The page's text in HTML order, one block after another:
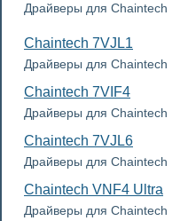
Драйверы для Chaintech
Chaintech 7VJL1
Драйверы для Chaintech
Chaintech 7VIF4
Драйверы для Chaintech
Chaintech 7VJL6
Драйверы для Chaintech
Chaintech VNF4 Ultra
Драйверы для Chaintech